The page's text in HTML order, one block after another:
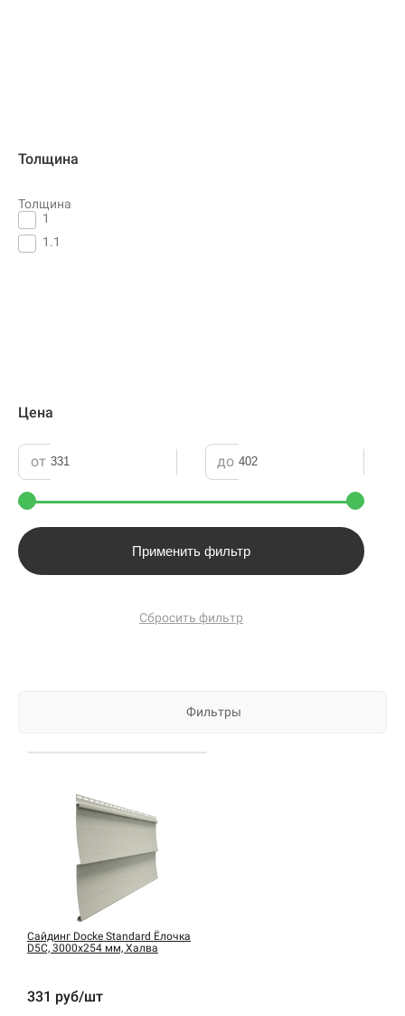
Толщина
Толщина
1
1.1
Цена
от до
Применить фильтр
Сбросить фильтр
Фильтры
Сайдинг Docke Standard Ёлочка
D5C, 3000х254 мм, Халва
331 руб/шт